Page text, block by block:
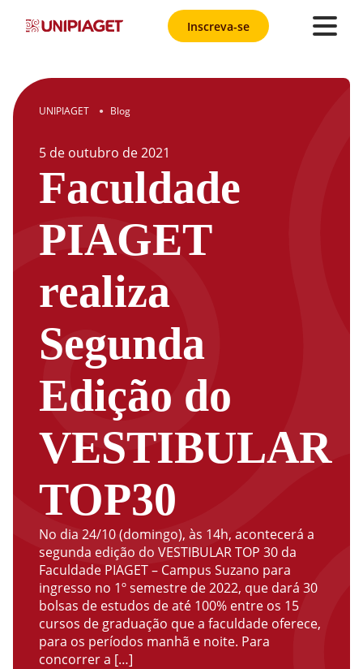
Inscreva-se
UNIPIAGET ● Blog
5 de outubro de2021
Faculdade
PIAGET
realiza
Segunda
Edição do
VESTIBULAR
TOP30
No dia 24/10 (domingo), às 14h, acontecerá a
segunda edição do VESTIBULAR TOP 30 da
Faculdade PIAGET – Campus Suzano para
ingresso no 1º semestre de 2022, que dará 30
bolsas de estudos de até 100% entre os 15
cursos de graduação que a faculdade oferece,
para os períodos manhã e noite. Para
concorrer a […]